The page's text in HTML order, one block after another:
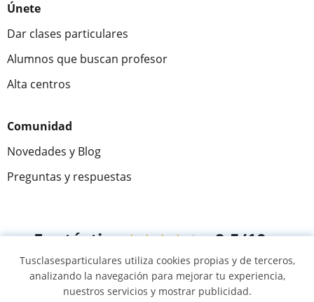
Únete
Dar clases particulares
Alumnos que buscan profesor
Alta centros
Comunidad
Novedades y Blog
Preguntas y respuestas
Fantástica★★★★★ 9,5/10
305915 opiniones de alumnos
Tusclasesparticulares utiliza cookies propias y de terceros,
analizando la navegación para mejorar tu experiencia,
nuestros servicios y mostrar publicidad.